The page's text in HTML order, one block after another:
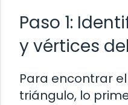
Paso 1:
y vértices
Para encontrar
triángulo, lo